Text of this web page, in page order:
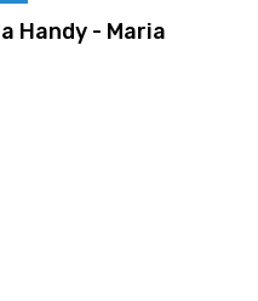
Handy - Mia